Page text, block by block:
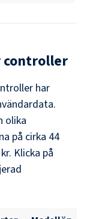
controller
har
olika
på cirka 44
. Klicka på